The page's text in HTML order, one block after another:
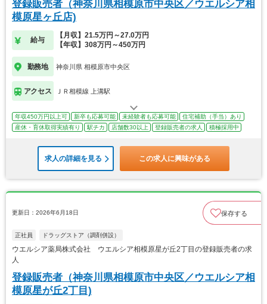
登録販売者（神奈川県相模原市中央区／ウエルシア相
模原星ヶ丘店)
給与
【月収】21.5万円～27.0万円
【年収】308万円～450万円
勤務地 神奈川県 相模原市中央区
アクセス ＪＲ相模線 上溝駅
年収450万円以上可 新卒も応募可能 未経験者も応募可能
住宅補助（手当）あり
産休・育休取得実績有り
駅チカ 店舗数30以上 登録販売者の求人 積極採用中
求人の詳細を見る この求人に興味がある
更新日：2026年6月18日 保存する
正社員 ドラッグストア（調剤併設）
ウエルシア薬局株式会社 ウエルシア相模原星が丘2丁目の登録販売者の求
人
登録販売者（神奈川県相模原市中央区／ウエルシア相
模原星が丘2丁目)